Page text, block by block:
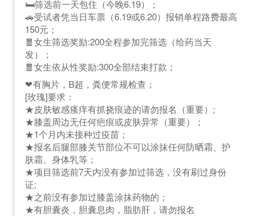
🛏️筛选前一天包住（今晚6.19）；
🚗受试者凭当日车票（6.19或6.20）报销单程路费最高
150元；
🧧女生筛选奖励:200全程参加完筛选（给药当天
发）；
🧧女生依从性奖励:300全部结束打款；
❤有胸片，B超，粪便常规检查；
[玫瑰]要求：
★皮肤敏感瘙痒有抓挠痕迹的请勿报名（重要）;
★膝盖周边无任何疤痕或皮肤异常（重要）；
★1个月内未接种过疫苗；
★报名后腿部膝关节部位不可以涂抹任何防晒霜、护
肤霜、身体乳等；
★项目筛选前7天内没有参加过筛选，没有刷过身份
证;
★之前没有参加过膝盖涂抹药物的；
★有胆囊炎，胆囊息肉，脂肪肝，请勿报名